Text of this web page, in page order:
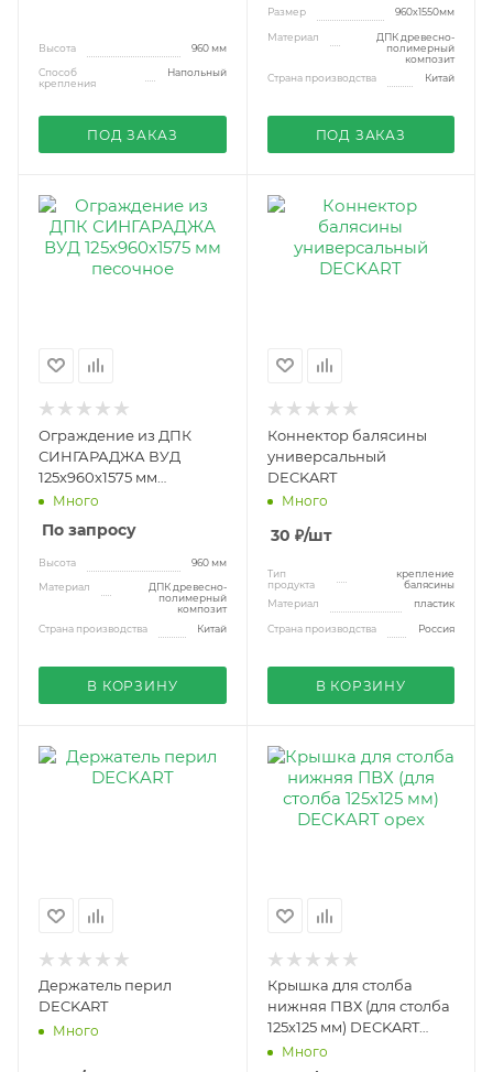
Высота 960 мм
Способ
крепления
Напольный
ПОД ЗАКАЗ
Размер 960х1550мм
Материал
ДПК древесно-
полимерный
композит
Страна производства
Китай
ПОД ЗАКАЗ
Ограждение из ДПК
СИНГАРАДЖА ВУД
125х960х1575 мм
песочное
Много
По запросу
Высота 960 мм
Материал
ДПК древесно-
полимерный
композит
Страна производства
Китай
В КОРЗИНУ
Коннектор балясины
универсальный
DECKART
Много
30 ₽/шт
Тип
продукта
крепление
балясины
Материал
пластик
Страна производства Россия
В КОРЗИНУ
Держатель перил
DECKART
Много
Крышка для столба
нижняя ПВХ (для столба
125х125 мм) DECKART
орехМного